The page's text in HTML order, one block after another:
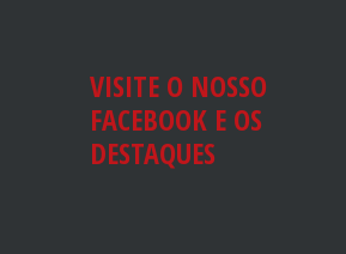
VISITE O NOSSO
FACEBOOK E OS
DESTAQUES